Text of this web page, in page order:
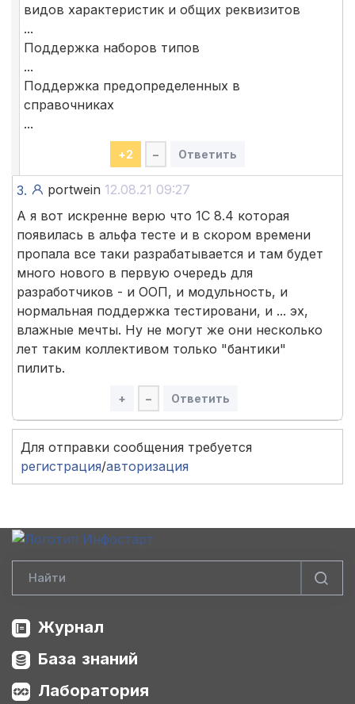
видов характеристик и общих реквизитов
...
Поддержка наборов типов
...
Поддержка предопределенных в
справочниках
...
+2 – Ответить
3. portwein 12.08.21 09:27
А я вот искренне верю что 1С 8.4 которая
появилась в альфа тесте и в скором времени
пропала все таки разрабатывается и там будет
много нового в первую очередь для
разработчиков - и ООП, и модульность, и
нормальная поддержка тестировани, и ... эх,
влажные мечты. Ну не могут же они несколько
лет таким коллективом только "бантики"
пилить.
+ – Ответить
Для отправки сообщения требуется
регистрация/авторизация
Журнал
База знаний
Лаборатория